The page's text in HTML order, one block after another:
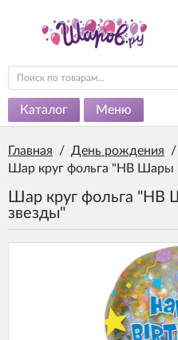
Каталог Меню
Главная / День рождения
/
Шар круг фольга "HB Шары
Шар круг фольга "HB
звезды"